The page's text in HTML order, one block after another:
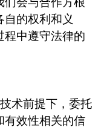
的权利和义
程中遵守法律的
术前提下，委托
有效性相关的信